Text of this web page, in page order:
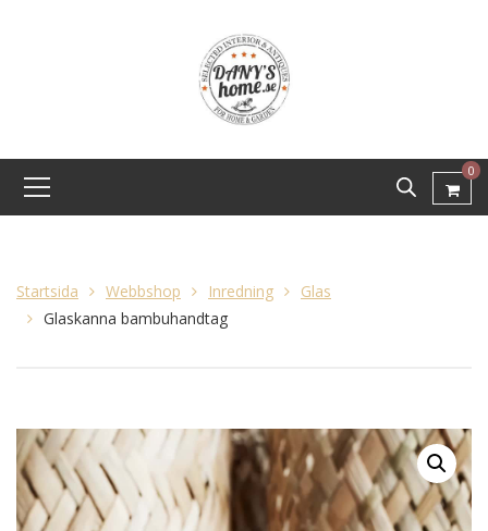
0
Startsida Webbshop Inredning
Glas
Glaskanna bambuhandtag